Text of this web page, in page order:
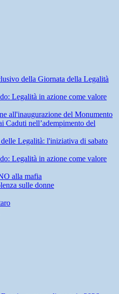
della Giornata della Legalità
Legalità in azione come valore
all'inaugurazione del Monumento
Caduti nell’adempimento del
Legalità: l'iniziativa di sabato
Legalità in azione come valore
alla mafia
sulle donne